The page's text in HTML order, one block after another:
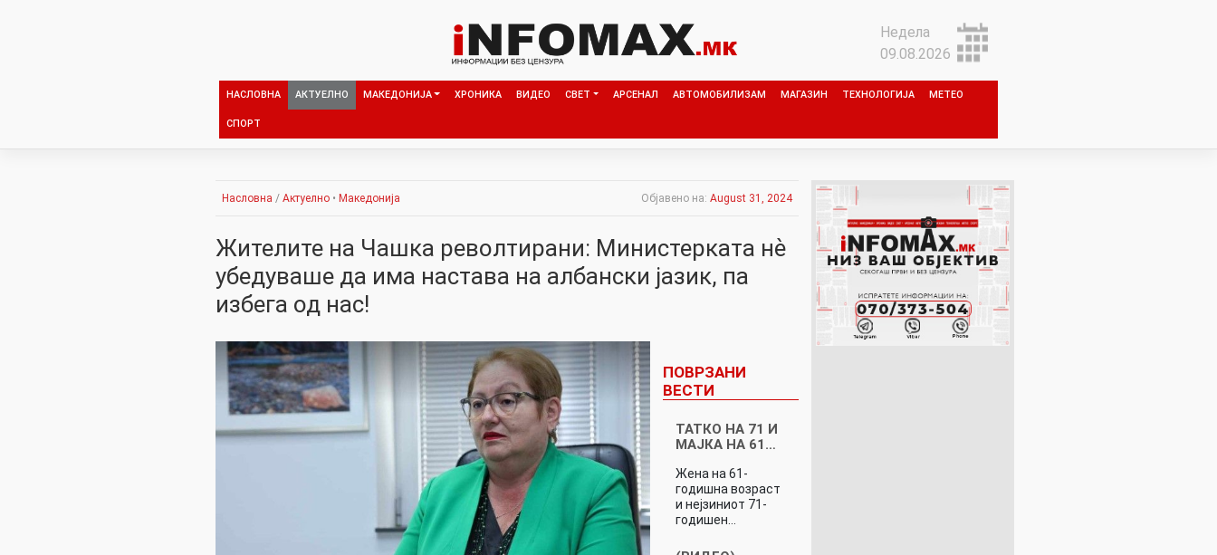
Недела
09.08.2026
НАСЛОВНА АКТУЕЛНО МАКЕДОНИЈА ХРОНИКА ВИДЕО СВЕТ АРСЕНАЛ АВТОМОБИЛИЗАМ МАГАЗИН ТЕХНОЛОГИЈА МЕТЕО
СПОРТ
Насловна / Актуелно • Македонија Објавено на: August 31, 2024
Жителите на Чашка револтирани: Министерката нѐ
убедуваше да има настава на албански јазик, па
избега од нас!
ПОВРЗАНИ
ВЕСТИ
ТАТКО НА 71 И
МАЈКА НА 61…
Жена на 61-
годишна возраст
и нејзиниот 71-
годишен…